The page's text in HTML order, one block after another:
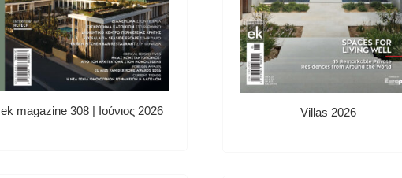
ek magazine 308 | Ιούνιος 2026 Villas 2026